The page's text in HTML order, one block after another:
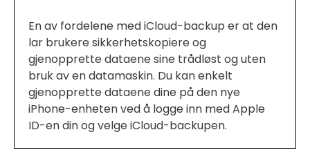
En av fordelene med iCloud-backup er at den
lar brukere sikkerhetskopiere og
gjenopprette dataene sine trådløst og uten
bruk av en datamaskin. Du kan enkelt
gjenopprette dataene dine på den nye
iPhone-enheten ved å logge inn med Apple
ID-en din og velge iCloud-backupen.